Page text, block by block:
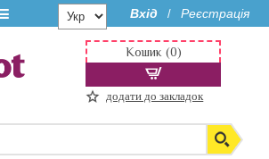
Вхід / Реєстрація
Кошик (0)
додати до закладок